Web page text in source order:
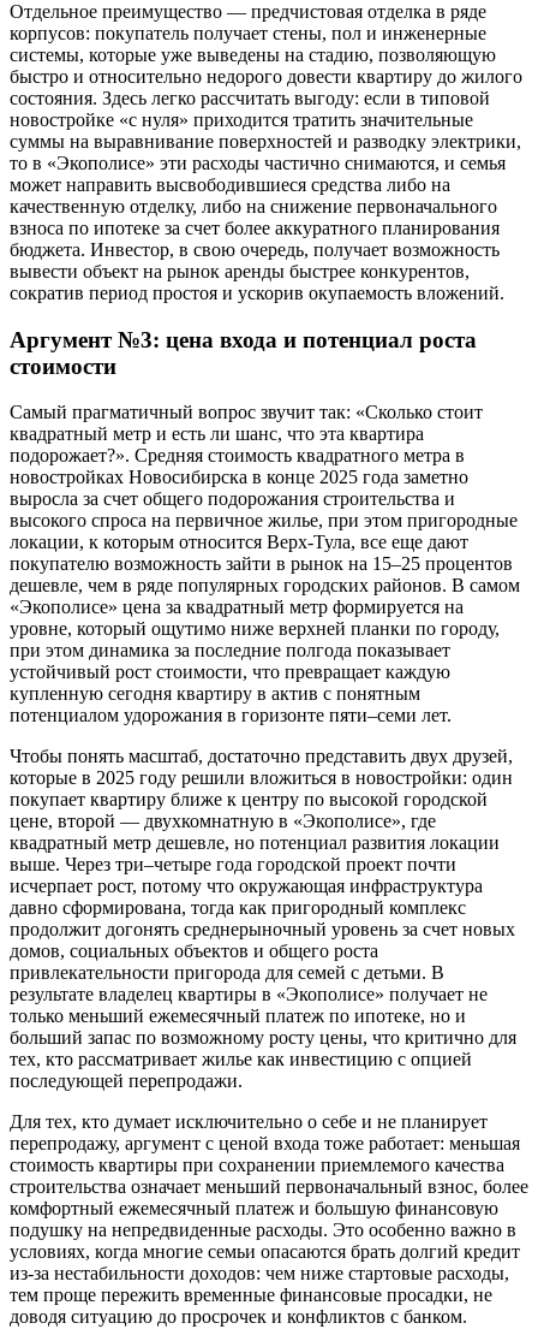
Отдельное преимущество — предчистовая отделка в ряде
корпусов: покупатель получает стены, пол и инженерные
системы, которые уже выведены на стадию, позволяющую
быстро и относительно недорого довести квартиру до жилого
состояния. Здесь легко рассчитать выгоду: если в типовой
новостройке «с нуля» приходится тратить значительные
суммы на выравнивание поверхностей и разводку электрики,
то в «Экополисе» эти расходы частично снимаются, и семья
может направить высвободившиеся средства либо на
качественную отделку, либо на снижение первоначального
взноса по ипотеке за счет более аккуратного планирования
бюджета. Инвестор, в свою очередь, получает возможность
вывести объект на рынок аренды быстрее конкурентов,
сократив период простоя и ускорив окупаемость вложений.
Аргумент №3: цена входа и потенциал роста
стоимости
Самый прагматичный вопрос звучит так: «Сколько стоит
квадратный метр и есть ли шанс, что эта квартира
подорожает?». Средняя стоимость квадратного метра в
новостройках Новосибирска в конце 2025 года заметно
выросла за счет общего подорожания строительства и
высокого спроса на первичное жилье, при этом пригородные
локации, к которым относится Верх-Тула, все еще дают
покупателю возможность зайти в рынок на 15–25 процентов
дешевле, чем в ряде популярных городских районов. В самом
«Экополисе» цена за квадратный метр формируется на
уровне, который ощутимо ниже верхней планки по городу,
при этом динамика за последние полгода показывает
устойчивый рост стоимости, что превращает каждую
купленную сегодня квартиру в актив с понятным
потенциалом удорожания в горизонте пяти–семи лет.
Чтобы понять масштаб, достаточно представить двух друзей,
которые в 2025 году решили вложиться в новостройки: один
покупает квартиру ближе к центру по высокой городской
цене, второй — двухкомнатную в «Экополисе», где
квадратный метр дешевле, но потенциал развития локации
выше. Через три–четыре года городской проект почти
исчерпает рост, потому что окружающая инфраструктура
давно сформирована, тогда как пригородный комплекс
продолжит догонять среднерыночный уровень за счет новых
домов, социальных объектов и общего роста
привлекательности пригорода для семей с детьми. В
результате владелец квартиры в «Экополисе» получает не
только меньший ежемесячный платеж по ипотеке, но и
больший запас по возможному росту цены, что критично для
тех, кто рассматривает жилье как инвестицию с опцией
последующей перепродажи.
Для тех, кто думает исключительно о себе и не планирует
перепродажу, аргумент с ценой входа тоже работает: меньшая
стоимость квартиры при сохранении приемлемого качества
строительства означает меньший первоначальный взнос, более
комфортный ежемесячный платеж и большую финансовую
подушку на непредвиденные расходы. Это особенно важно в
условиях, когда многие семьи опасаются брать долгий кредит
из-за нестабильности доходов: чем ниже стартовые расходы,
тем проще пережить временные финансовые просадки, не
доводя ситуацию до просрочек и конфликтов с банком.